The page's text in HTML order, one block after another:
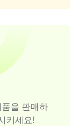
을 판매하
키세요!